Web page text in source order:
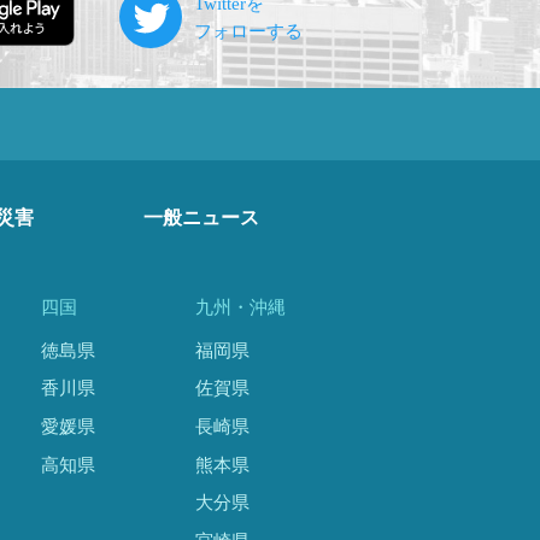
害 一般ニュース
四国
徳島県
香川県
愛媛県
高知県
九州・沖縄
福岡県
佐賀県
長崎県
熊本県
大分県